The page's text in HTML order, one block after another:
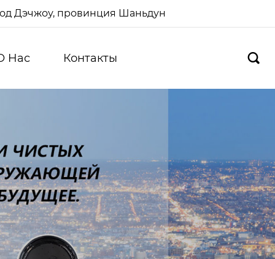
Дэчжоу, провинция Шаньдун
Hас Контакты 